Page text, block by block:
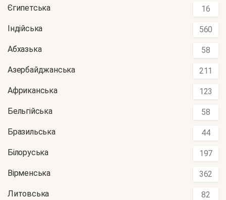
Єгипетська 16
Індійська 560
Абхазька 58
Азербайджанська 211
Африканська 123
Бельгійська 58
Бразильська 44
Білоруська 197
Вірменська 362
Литовська 82